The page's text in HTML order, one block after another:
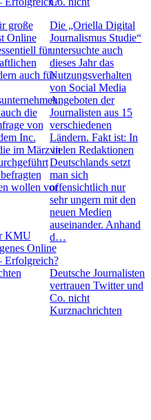
große
Online
für
auch für
die
von
Inc.
im März in
wollen vor
KMU
Online
Erfolgreich?
Die „Oriella Digital
Journalismus Studie“
untersuchte auch
dieses Jahr das
Nutzungsverhalten
von Social Media
Angeboten der
Journalisten aus 15
verschiedenen
Ländern. Fakt ist: In
vielen Redaktionen
Deutschlands setzt
man sich
offensichtlich nur
sehr ungern mit den
neuen Medien
auseinander. Anhand
d…
Deutsche Journalisten
vertrauen Twitter und
Co. nicht
Kurznachrichten